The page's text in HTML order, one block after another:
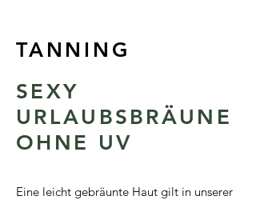
TANNING
SEXY
URLAUBSBRÄUNE
OHNE UV
Eine leicht gebräunte Haut gilt in unserer